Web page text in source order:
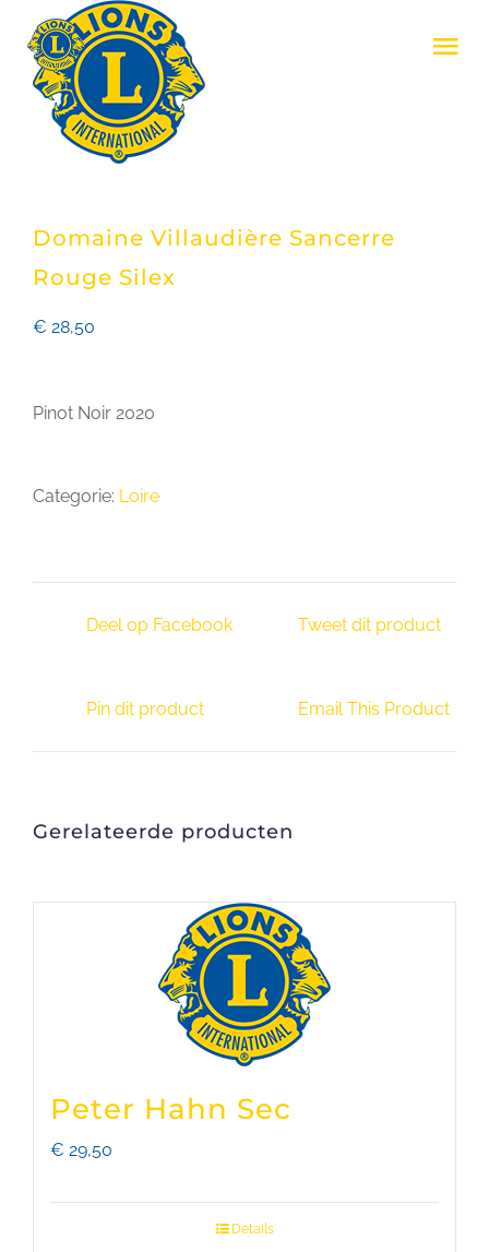
content
LIONS CLUB ZENNE & ZONIËN
REALISATIES
LID WORDEN
CONTACT
Domaine Villaudière Sancerre
Rouge Silex
€ 28,50
Pinot Noir 2020
Categorie: Loire
Deel op Facebook Tweet dit product
Pin dit product Email This Product
Gerelateerde producten
Peter Hahn Sec
€ 29,50
Details